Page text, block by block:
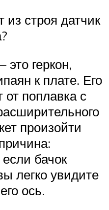
строя датчик
геркон,
к плате. Его
от поплавка с
произойти
бачок
легко увидите
ось.